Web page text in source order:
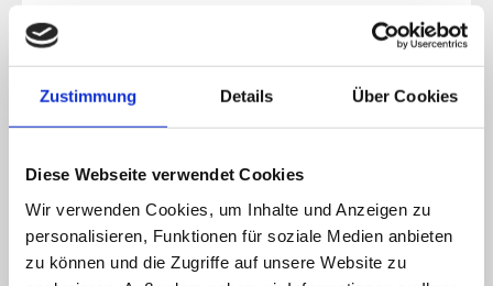
Zustimmung Details Über Cookies
Diese Webseite verwendet Cookies
Wir verwenden Cookies, um Inhalte und Anzeigen zu
personalisieren, Funktionen für soziale Medien anbieten
zu können und die Zugriffe auf unsere Website zu
der Seite übernimmt für die Eingaben keine Gewähr bzw.
Verfügbarkeit
Es liegen keine aktuellen Daten vor.